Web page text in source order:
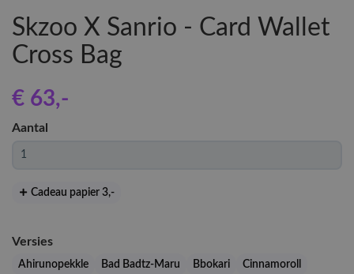
Skzoo X Sanrio - Card Wallet
Cross Bag
€ 63,-
Aantal
Cadeau papier 3,-
Versies
Ahirunopekkle Bad Badtz-Maru Bbokari
Cinnamoroll